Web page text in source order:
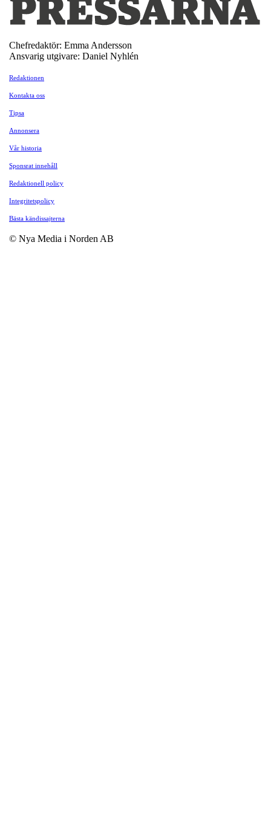
Chefredaktör: Emma Andersson
Ansvarig utgivare: Daniel Nyhlén
Redaktionen
Kontakta oss
Tipsa
Annonsera
Vår historia
Sponsrat innehåll
Redaktionell policy
Integritetspolicy
Bästa kändissajterna
© Nya Media i Norden AB